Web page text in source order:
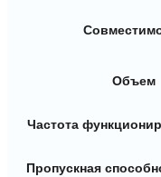
Объем
Частота
Пропускная